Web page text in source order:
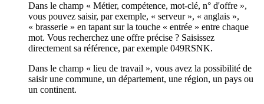
Dans le champ « Métier, compétence, mot-clé, n° d'offre »,
vous pouvez saisir, par exemple, « serveur », « anglais »,
« brasserie » en tapant sur la touche « entrée » entre chaque
mot. Vous recherchez une offre précise ? Saisissez
directement sa référence, par exemple 049RSNK.
Dans le champ « lieu de travail », vous avez la possibilité de
saisir une commune, un département, une région, un pays ou
un continent.